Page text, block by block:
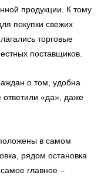
продукции. К тому
покупки свежих
торговые
поставщиков.
о том, удобна
ответили «да», даже
в самом
рядом остановка
главное –